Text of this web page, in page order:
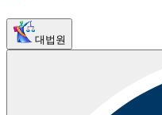
대법원